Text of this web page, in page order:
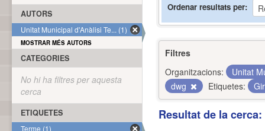
Ordenar resultats per
Filtres
Organitzacions:
Unitat
dwg
Etiquetes:
Resultat de la
AUTORS
Unitat Municipal d'Anàlisi Te... (1)
MOSTRAR MÉS AUTORS
CATEGORIES
No hi ha filtres per aquesta
cerca
ETIQUETES
Terme (1)